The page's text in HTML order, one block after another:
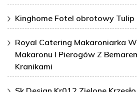
Kinghome Fotel obrotowy Tulip
Royal Catering Makaroniarka
Makaronu I Pierogów Z
Kranikami